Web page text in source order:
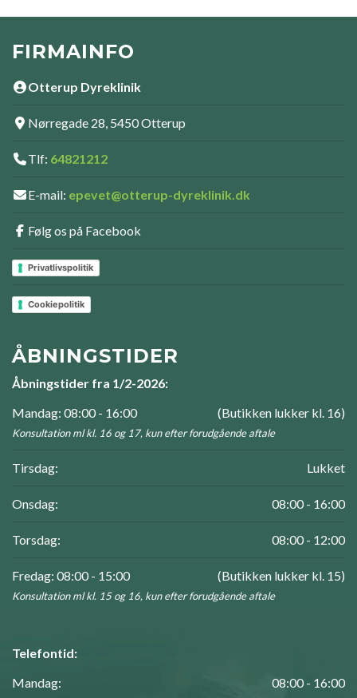
FIRMAINFO
Otterup Dyreklinik
Nørregade 28, 5450 Otterup
Tlf: 64821212
E-mail: epevet@otterup-dyreklinik.dk
Følg os på Facebook
Privatlivspolitik
Cookiepolitik
ÅBNINGSTIDER
Åbningstider fra 1/2-2026:
Mandag: 08:00 - 16:00
(Butikken lukker kl. 16)
Konsultation ml kl. 16 og 17, kun efter forudgående aftale
Tirsdag: Lukket
Onsdag: 08:00 - 16:00
Torsdag: 08:00 - 12:00
Fredag: 08:00 - 15:00 (Butikken lukker kl. 15)
Konsultation ml kl. 15 og 16, kun efter forudgående aftale
Telefontid:
Mandag:
08:00 - 16:00